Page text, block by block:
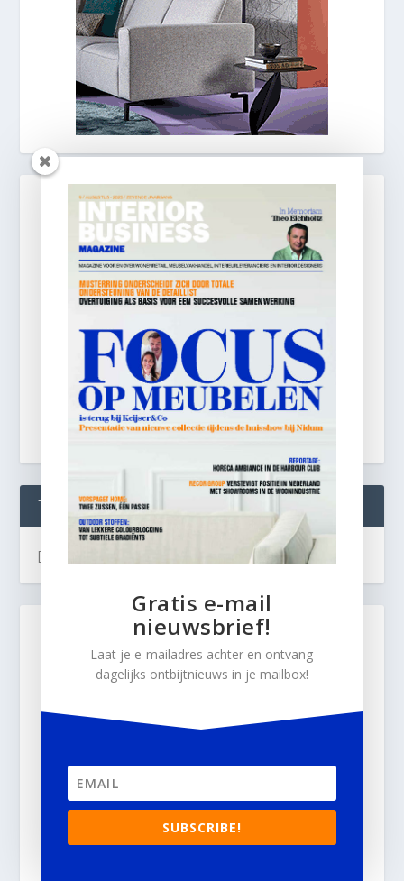
TWEETS
[custom-twitter-feeds]
Gratis e-mail
nieuwsbrief!
Laat je e-mailadres achter en ontvang
dagelijks ontbijtnieuws in je mailbox!
SUBSCRIBE!